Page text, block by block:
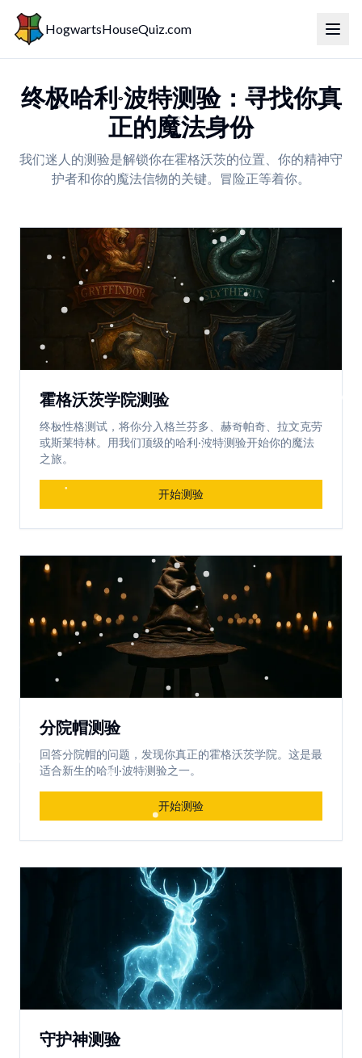
HogwartsHouseQuiz.com 切换
终极哈利·波特测验：寻找你真
正的魔法身份
我们迷人的测验是解锁你在霍格沃茨的位置、你的精神守
护者和你的魔法信物的关键。冒险正等着你。
霍格沃茨学院测验
终极性格测试，将你分入格兰芬多、赫奇帕奇、拉文克劳
或斯莱特林。用我们顶级的哈利·波特测验开始你的魔法
之旅。
开始测验
分院帽测验
回答分院帽的问题，发现你真正的霍格沃茨学院。这是最
适合新生的哈利·波特测验之一。
开始测验
守护神测验